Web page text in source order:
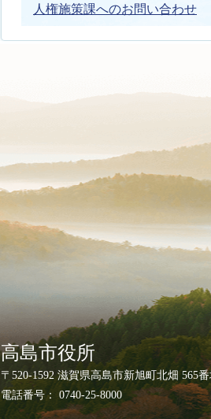
人権施策課へのお問い合わせ
高島市役所
〒520-1592 滋賀県高島市新旭町北畑 565
電話番号： 0740-25-8000